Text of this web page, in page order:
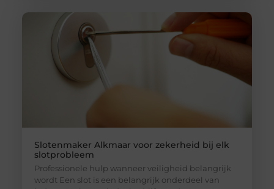
Slotenmaker Alkmaar voor zekerheid bij elk
slotprobleem
Professionele hulp wanneer veiligheid belangrijk
wordt Een slot is een belangrijk onderdeel van